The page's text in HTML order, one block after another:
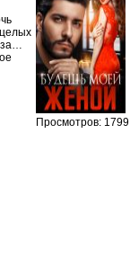
Просмотров: 1799